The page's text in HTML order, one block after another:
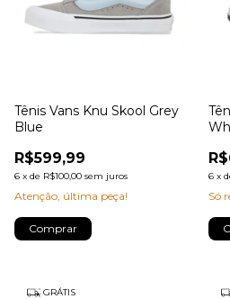
Tênis Vans Knu Skool Grey
Blue
R$599,99
6 x de R$100,00 sem juros
Atenção, última peça!
Comprar
6 x
Só
GRÁTIS